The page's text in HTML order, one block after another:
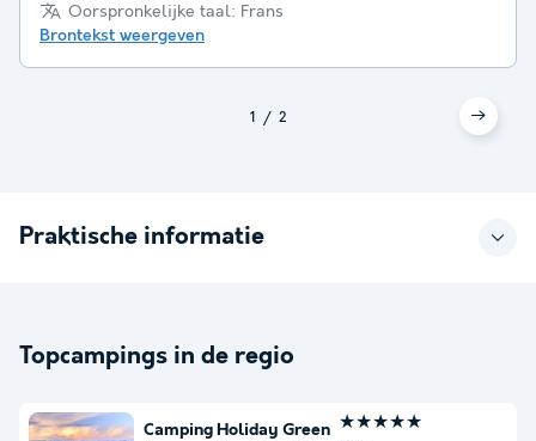
Oorspronkelijke taal: Frans
Brontekst weergeven
1 2
Praktische informatie
Topcampings in de regio
Camping Holiday Green ★★★★★